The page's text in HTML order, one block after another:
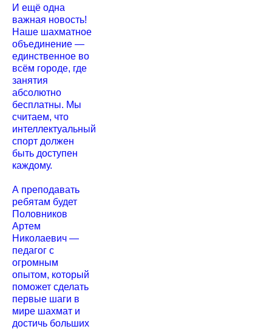
И ещё одна
важная новость!
Наше шахматное
объединение —
единственное во
всём городе, где
занятия
абсолютно
бесплатны. Мы
считаем, что
интеллектуальный
спорт должен
быть доступен
каждому.
А преподавать
ребятам будет
Половников
Артем
Николаевич —
педагог с
огромным
опытом, который
поможет сделать
первые шаги в
мире шахмат и
достичь больших